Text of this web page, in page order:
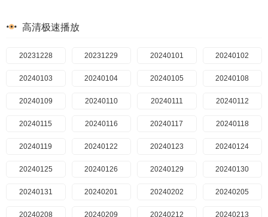
20240425
20240501 20240502 20240503 20240506
20240507 20240508 20240509 20245010
20240513 20240514 20240515 20240516
20240517 20240520 20240522 20240523
20240525 20240527 20240528 20240529
20240531 20240603 20240604 20240605
20240606 20240607 20240610 20240611
20240612 20240613 20240614 20240617
20260108
20260112 20260113 20260114 20260115
20260116 20260117 20260118 20260119
20260120 20260121 20260122 20260123
20260124 20260125 20260126 20260127
20260128 20260129 20260130 20260131
20260201 20260202 20260203 20260204
20260205 20260206 20260207 20260208
20260209 20260210 20260211 20260212
高清极速播放
20231228 20231229 20240101 20240102
20240103 20240104 20240105 20240108
20240109 20240110 20240111 20240112
20240115 20240116 20240117 20240118
20240119 20240122 20240123 20240124
20240125 20240126 20240129 20240130
20240131 20240201 20240202 20240205
20240208 20240209 20240212 20240213